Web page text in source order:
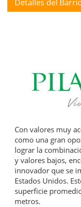
Detalles del
Con valores muy
como una gran
lograr la
y valores bajos,
innovador que se
Estados Unidos.
superficie
metros.